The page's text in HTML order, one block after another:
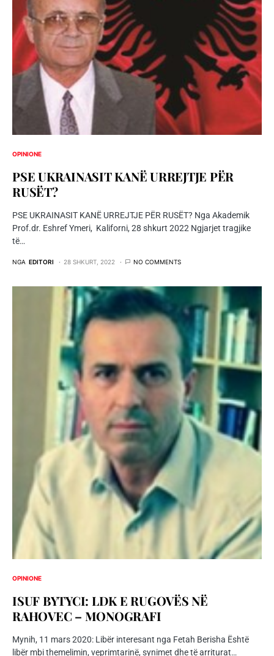
OPINIONE
PSE UKRAINASIT KANË URREJTJE PËR
RUSËT?
PSE UKRAINASIT KANË URREJTJE PËR RUSËT? Nga Akademik
Prof.dr. Eshref Ymeri, Kaliforni, 28 shkurt 2022 Ngjarjet tragjike
të…
NGA EDITORI 28 SHKURT, 2022 NO COMMENTS
OPINIONE
ISUF BYTYCI: LDK E RUGOVËS NË
RAHOVEC – MONOGRAFI
Mynih, 11 mars 2020: Libër interesant nga Fetah Berisha Është
libër mbi themelimin, veprimtarinë, synimet dhe të arriturat…